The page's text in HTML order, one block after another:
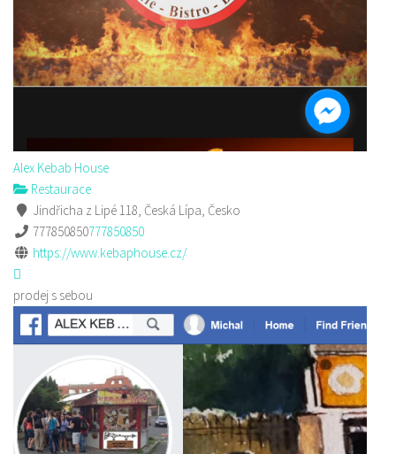
Alex Kebab House
Restaurace
Jindřicha z Lipé 118, Česká Lípa, Česko
777850850777850850
https://www.kebaphouse.cz/
prodej s sebou